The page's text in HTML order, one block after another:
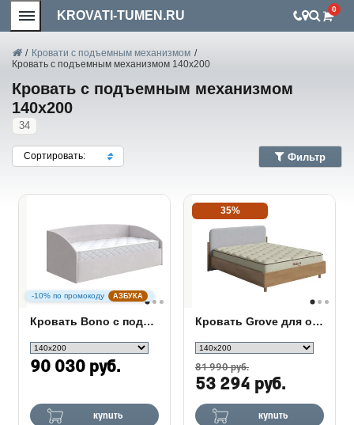
KROVATI-TUMEN.RU 0
/ Кровати с подъемным механизмом /
Кровать с подъемным механизмом 140х200
Кровать с подъемным механизмом
140х200
34
Сортировать: Фильтр
-10% по промокоду АЗБУКА
Кровать Bono с подъемным механизмом
90 030 руб.
купить
35%
Кровать Grove для основания ПМ
81 990 руб.
53 294 руб.
купить